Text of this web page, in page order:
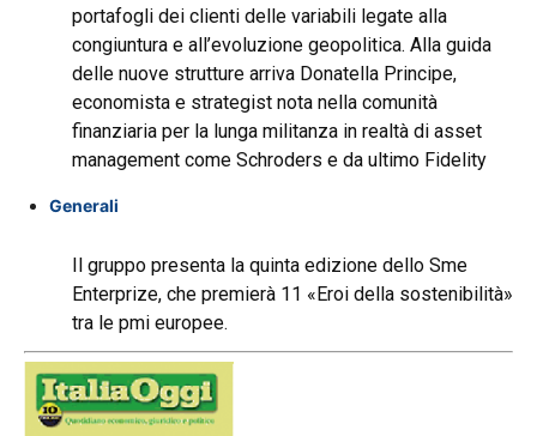
portafogli dei clienti delle variabili legate alla
congiuntura e all’evoluzione geopolitica. Alla guida
delle nuove strutture arriva Donatella Principe,
economista e strategist nota nella comunità
finanziaria per la lunga militanza in realtà di asset
management come Schroders e da ultimo Fidelity
Generali
Il gruppo presenta la quinta edizione dello Sme
Enterprize, che premierà 11 «Eroi della sostenibilità»
tra le pmi europee.